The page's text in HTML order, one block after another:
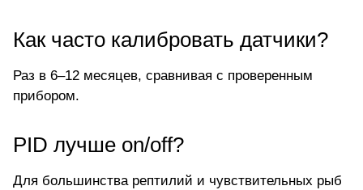
Как часто калибровать датчики?
Раз в 6–12 месяцев, сравнивая с проверенным
прибором.
PID лучше on/off?
Для большинства рептилий и чувствительных рыб